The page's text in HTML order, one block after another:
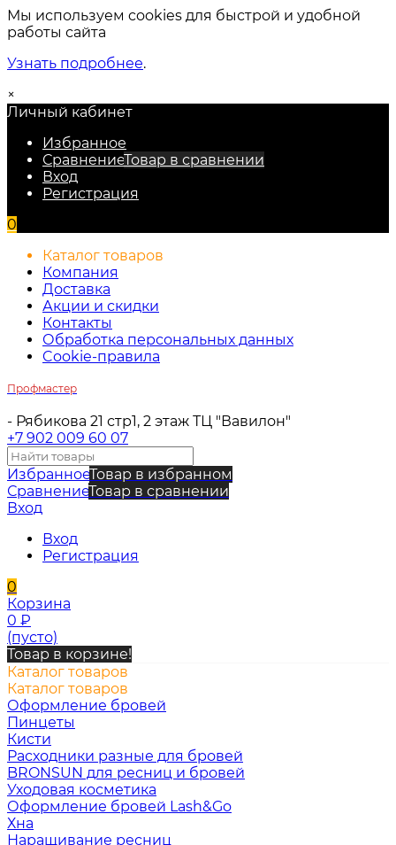
Мы используем cookies для быстрой и удобной
работы сайта
Узнать подробнее.
×
Личный кабинет
Избранное
СравнениеТовар в сравнении
Вход
Регистрация
0
Каталог товаров
Компания
Доставка
Акции и скидки
Контакты
Обработка персональных данных
Cookie-правила
Профмастер
- Рябикова 21 стр1, 2 этаж ТЦ "Вавилон"
+7 902 009 60 07
ИзбранноеТовар в избранном
СравнениеТовар в сравнении
Вход
Вход
Регистрация
0
Корзина
0 ₽
(пусто)
Товар в корзине!
Каталог товаров
Каталог товаров
Оформление бровей
Пинцеты
Кисти
Расходники разные для бровей
BRONSUN для ресниц и бровей
Уходовая косметика
Оформление бровей Lash&Go
Хна
Наращивание ресниц